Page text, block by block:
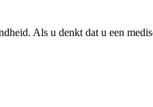
Als u denkt dat u een